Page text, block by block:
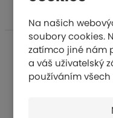
Na našich
soubory cookies.
zatímco jiné nám
a váš uživatelský
používáním všech